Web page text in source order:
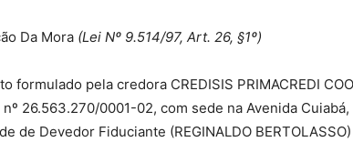
Da Mora (Lei Nº 9.514/97, Art. 26, §1º)
pela credora CREDISIS PRIMACREDI
26.563.270/0001-02, com sede na Avenida
de Devedor Fiduciante (REGINALDO